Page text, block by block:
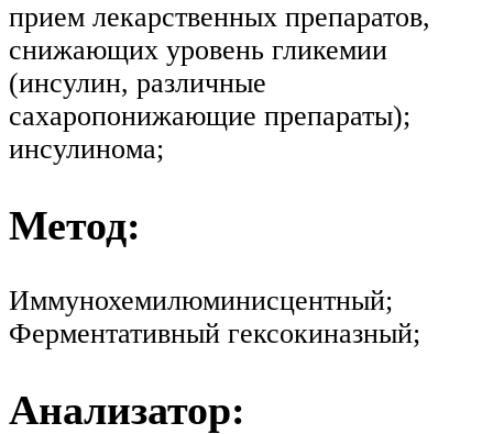
прием лекарственных препаратов,
снижающих уровень гликемии
(инсулин, различные
сахаропонижающие препараты);
инсулинома;
Метод:
Иммунохемилюминисцентный;
Ферментативный гексокиназный;
Анализатор: